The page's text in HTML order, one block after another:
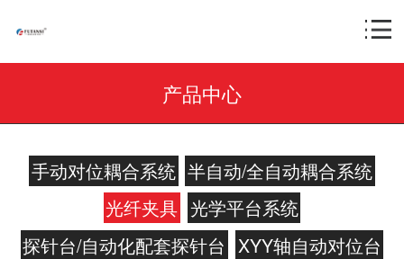
产品中心
手动对位耦合系统 半自动/全自动耦合系统
光纤夹具 光学平台系统
探针台/自动化配套探针台 XYY轴自动对位台